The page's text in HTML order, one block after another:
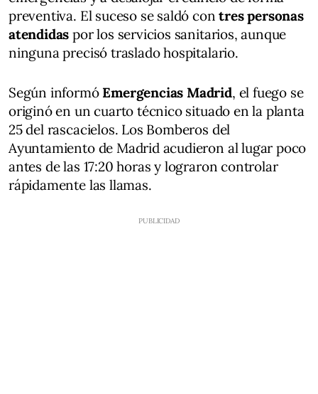
preventiva. El suceso se saldó contres personas
atendidas por los servicios sanitarios, aunque
ninguna precisó traslado hospitalario.
Según informó Emergencias Madrid, el fuego se
originó en un cuarto técnico situado en la planta
25 del rascacielos. Los Bomberos del
Ayuntamiento de Madrid acudieron al lugar poco
antes de las 17:20 horas y lograron controlar
rápidamente las llamas.